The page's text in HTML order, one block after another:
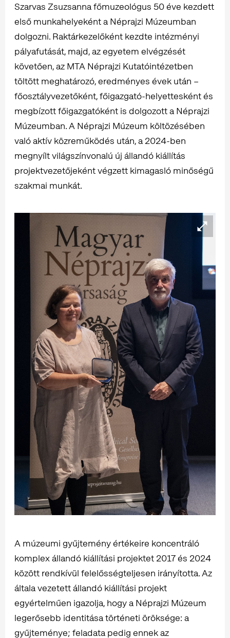
Szarvas Zsuzsanna főmuzeológus 50 éve kezdett
első munkahelyeként a Néprajzi Múzeumban
dolgozni. Raktárkezelőként kezdte intézményi
pályafutását, majd, az egyetem elvégzését
követően, az MTA Néprajzi Kutatóintézetben
töltött meghatározó, eredményes évek után –
főosztályvezetőként, főigazgató-helyettesként és
megbízott főigazgatóként is dolgozott a Néprajzi
Múzeumban. A Néprajzi Múzeum költözésében
való aktív közreműködés után, a 2024-ben
megnyílt világszínvonalú új állandó kiállítás
projektvezetőjeként végzett kimagasló minőségű
szakmai munkát.
A múzeumi gyűjtemény értékeire koncentráló
komplex állandó kiállítási projektet 2017 és 2024
között rendkívül felelősségteljesen irányította. Az
általa vezetett állandó kiállítási projekt
egyértelműen igazolja, hogy a Néprajzi Múzeum
legerősebb identitása történeti öröksége: a
gyűjteménye; feladata pedig ennek az